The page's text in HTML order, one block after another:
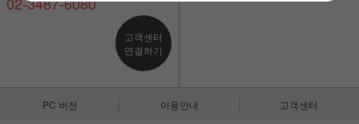
고객센터
연결하기
PC 버전 이용안내 고객센터